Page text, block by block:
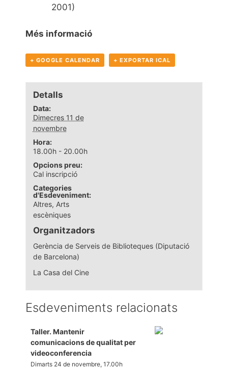
2001)
Més informació
+ GOOGLE CALENDAR + EXPORTAR ICAL
Detalls
Data:
Dimecres 11 de
novembre
Hora:
18.00h - 20.00h
Opcions preu:
Cal inscripció
Categories
d'Esdeveniment:
Altres, Arts
escèniques
Organitzadors
Gerència de Serveis de Biblioteques (Diputació
de Barcelona)
La Casa del Cine
Esdeveniments relacionats
Taller. Mantenir
comunicacions de qualitat per
videoconferencia
Dimarts 24 de novembre, 17.00h